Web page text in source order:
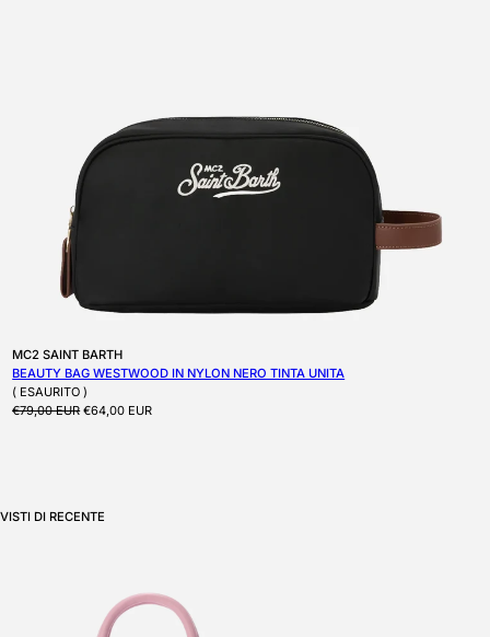
Produttore:
MC2 SAINT BARTH
BEAUTY BAG WESTWOOD IN NYLON NERO TINTA UNITA
( ESAURITO )
Prezzo di listino
€79,00 EUR Prezzo scontato
€64,00 EUR
VISTI DI RECENTE